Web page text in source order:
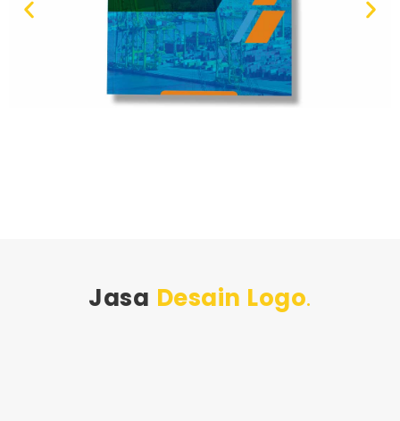
Jasa Desain Logo.